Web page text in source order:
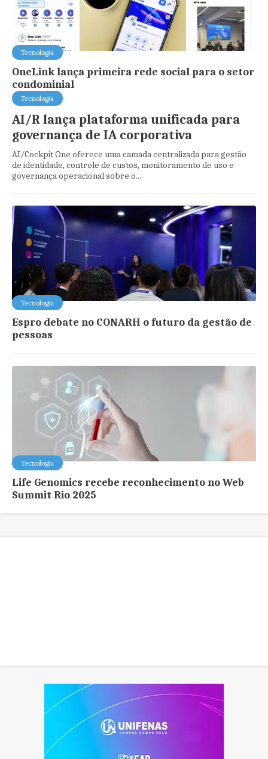
Tecnologia
OneLink lança primeira rede social para o setor
condominial
Tecnologia
AI/R lança plataforma unificada para
governança de IA corporativa
AI/Cockpit One oferece uma camada centralizada para gestão
de identidade, controle de custos, monitoramento de uso e
governança operacional sobre o...
Tecnologia
Espro debate no CONARH o futuro da gestão de
pessoas
Tecnologia
Life Genomics recebe reconhecimento no Web
Summit Rio 2025